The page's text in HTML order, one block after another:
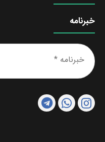
خبرنامه